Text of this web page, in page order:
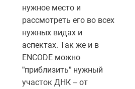
нужное место и
рассмотреть его во всех
нужных видах и
аспектах. Так же и в
ENCODE можно
”приблизить” нужный
участок ДНК – от